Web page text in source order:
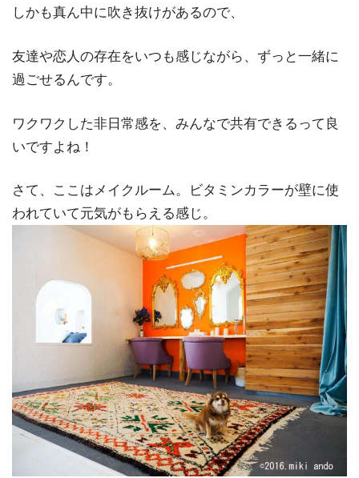
しかも真ん中に吹き抜けがあるので、
友達や恋人の存在をいつも感じながら、ずっと一緒に
過ごせるんです。
ワクワクした非日常感を、みんなで共有できるって良
いですよね！
さて、ここはメイクルーム。ビタミンカラーが壁に使
われていて元気がもらえる感じ。